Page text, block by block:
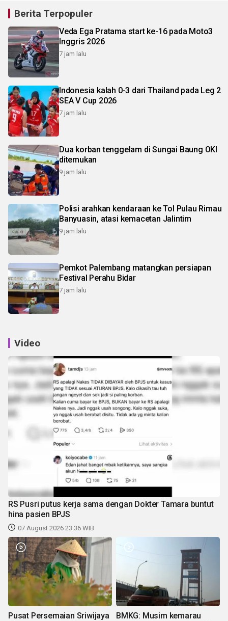
Berita Terpopuler
Veda Ega Pratama start ke-16 pada Moto3
Inggris 2026
7 jam lalu
Indonesia kalah 0-3 dari Thailand pada Leg 2
SEA V Cup 2026
7 jam lalu
Dua korban tenggelam di Sungai Baung OKI
ditemukan
9 jam lalu
Polisi arahkan kendaraan ke Tol Pulau Rimau
Banyuasin, atasi kemacetan Jalintim
9 jam lalu
Pemkot Palembang matangkan persiapan
Festival Perahu Bidar
7 jam lalu
Video
RS Pusri putus kerja sama dengan Dokter Tamara buntut
hina pasien BPJS
07 August 2026 23:36 WIB
Pusat Persemaian Sriwijaya
BMKG: Musim kemarau